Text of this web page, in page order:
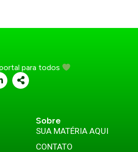
para todos
Sobre
SUA MATÉRIA AQUI
CONTATO